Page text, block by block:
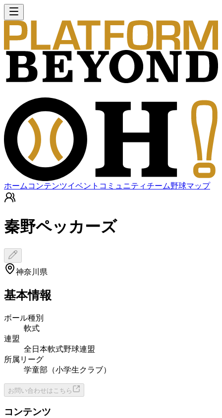
ホーム コンテンツイベント コミュニティチーム野球マップ
秦野ペッカーズ
神奈川県
基本情報
ボール種別
軟式
連盟
全日本軟式野球連盟
所属リーグ
学童部（小学生クラブ）
お問い合わせはこちら
コンテンツ